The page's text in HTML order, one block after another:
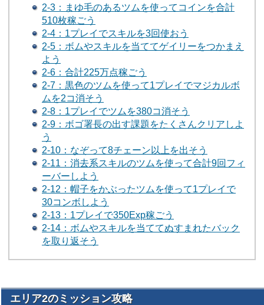
2-3：まゆ毛のあるツムを使ってコインを合計
510枚稼ごう
2-4：1プレイでスキルを3回使おう
2-5：ボムやスキルを当ててゲイリーをつかまえ
よう
2-6：合計225万点稼ごう
2-7：黒色のツムを使って1プレイでマジカルボ
ムを2コ消そう
2-8：1プレイでツムを380コ消そう
2-9：ボゴ署長の出す課題をたくさんクリアしよ
う
2-10：なぞって8チェーン以上を出そう
2-11：消去系スキルのツムを使って合計9回フィ
ーバーしよう
2-12：帽子をかぶったツムを使って1プレイで
30コンボしよう
2-13：1プレイで350Exp稼ごう
2-14：ボムやスキルを当ててぬすまれたバック
を取り返そう
エリア2のミッション攻略